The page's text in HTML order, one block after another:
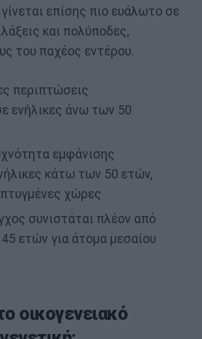
επίσης πιο ευάλωτο σε
και πολύποδες,
του παχέος εντέρου.
περιπτώσεις
ενήλικες άνω των 50
εμφάνισης
κάτω των 50 ετών,
χώρες
συνιστάται πλέον από
ετών για άτομα μεσαίου
οικογενειακό